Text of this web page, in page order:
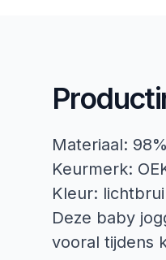
Materiaal:
Keurmerk:
Kleur:
Deze baby
vooral tijdens